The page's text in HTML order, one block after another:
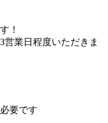
！
業日程度いただきま
要です